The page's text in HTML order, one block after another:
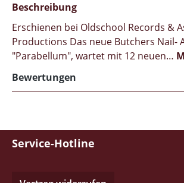
Beschreibung
Erschienen bei Oldschool Records &
Productions Das neue Butchers Nail-
"Parabellum", wartet mit 12 neuen…
Bewertungen
Service-Hotline